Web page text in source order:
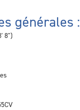
générales :
8")